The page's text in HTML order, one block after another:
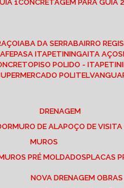
1 CONCRETAGEM PARA GUIA
DA SERRA BAIRRO
FEPASA ITAPETININGA ITA AÇOS
PISO POLIDO -
SUPERMERCADO POLITEL
DRENAGEM
MURO DE ALA POÇO DE
MUROS
MUROS PRÉ MOLDADOS PLACAS
NOVA DRENAGEM OBRAS